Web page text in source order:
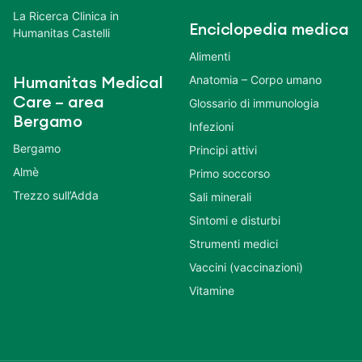
La Ricerca Clinica in
Humanitas Castelli
Humanitas Medical
Care – area
Bergamo
Bergamo
Almè
Trezzo sull’Adda
Enciclopedia medica
Alimenti
Anatomia – Corpo umano
Glossario di immunologia
Infezioni
Principi attivi
Primo soccorso
Sali minerali
Sintomi e disturbi
Strumenti medici
Vaccini (vaccinazioni)
Vitamine